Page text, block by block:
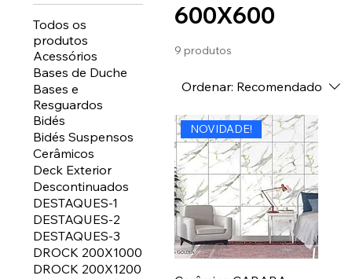
Todos os
produtos
Acessórios
Bases de Duche
Bases e
Resguardos
Bidés
Bidés Suspensos
Cerâmicos
Deck Exterior
Descontinuados
DESTAQUES-1
DESTAQUES-2
DESTAQUES-3
DROCK 200X1000
DROCK 200X1200
600X600
9 produtos
Ordenar: Recomendado
NOVIDADE!